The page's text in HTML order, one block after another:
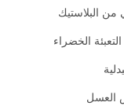
البلاستيك
الخضراء
العسل